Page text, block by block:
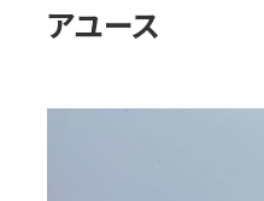
アユース